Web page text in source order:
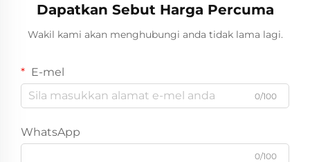
Dapatkan Sebut Harga Percuma
Wakil kami akan menghubungi anda tidak lama lagi.
E-mel
0/100
WhatsApp
0/100